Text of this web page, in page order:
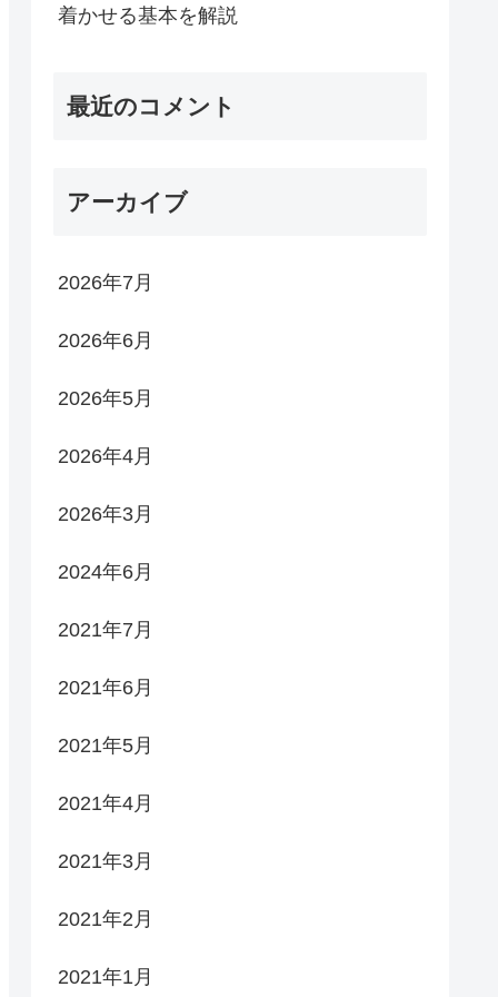
着かせる基本を解説
最近のコメント
アーカイブ
2026年7月
2026年6月
2026年5月
2026年4月
2026年3月
2024年6月
2021年7月
2021年6月
2021年5月
2021年4月
2021年3月
2021年2月
2021年1月